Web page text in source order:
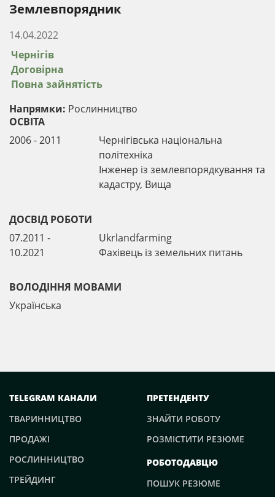
Землевпорядник
14.04.2022
Чернігів
Договірна
Повна зайнятість
Напрямки: Рослинництво
ОСВІТА
2006 - 2011
Чернігівська національна
політехніка
Інженер із землевпорядкування та
кадастру, Вища
ДОСВІД РОБОТИ
07.2011 -
10.2021
Ukrlandfarming
Фахівець із земельних питань
ВОЛОДІННЯ МОВАМИ
Українська
TELEGRAM КАНАЛИ
ТВАРИННИЦТВО
ПРОДАЖІ
РОСЛИННИЦТВО
ТРЕЙДИНГ
ПРЕТЕНДЕНТУ
ЗНАЙТИ РОБОТУ
РОЗМІСТИТИ РЕЗЮМЕ
РОБОТОДАВЦЮ
ПОШУК РЕЗЮМЕ